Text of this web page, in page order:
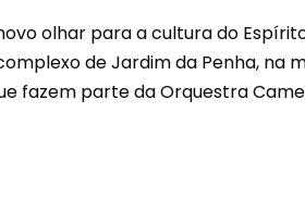
olhar para a cultura do
de Jardim da Penha, na
fazem parte da Orquestra